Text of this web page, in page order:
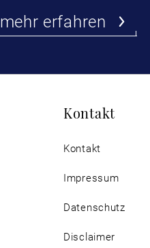
mehr erfahren
Kontakt
Kontakt
Impressum
Datenschutz
Disclaimer